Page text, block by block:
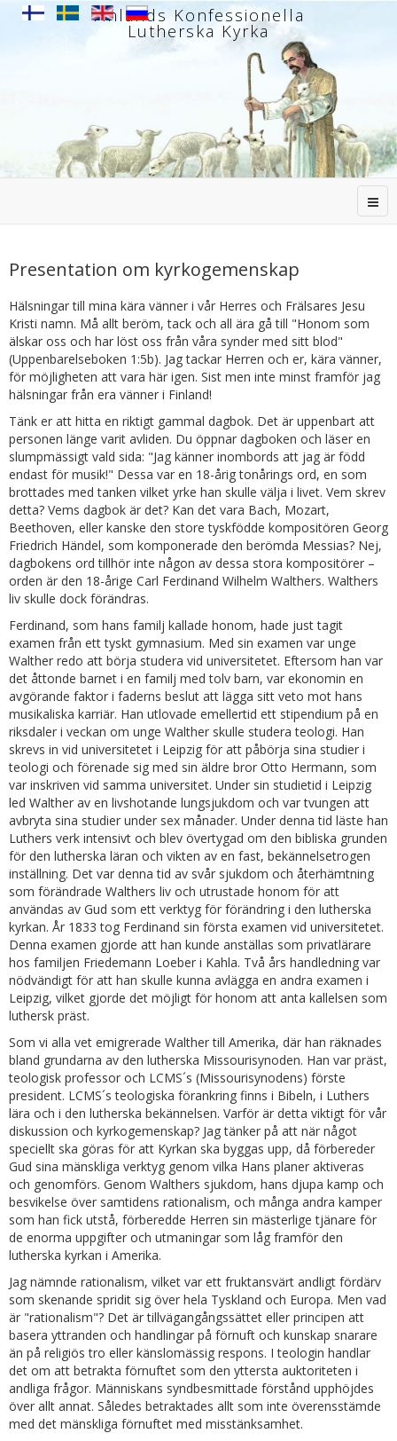
Finlands Konfessionella
Lutherska Kyrka
Presentation om kyrkogemenskap
Hälsningar till mina kära vänner i vår Herres och Frälsares Jesu
Kristi namn. Må allt beröm, tack och all ära gå till "Honom som
älskar oss och har löst oss från våra synder med sitt blod"
(Uppenbarelseboken 1:5b). Jag tackar Herren och er, kära vänner,
för möjligheten att vara här igen. Sist men inte minst framför jag
hälsningar från era vänner i Finland!
Tänk er att hitta en riktigt gammal dagbok. Det är uppenbart att
personen länge varit avliden. Du öppnar dagboken och läser en
slumpmässigt vald sida: "Jag känner inombords att jag är född
endast för musik!" Dessa var en 18-årig tonårings ord, en som
brottades med tanken vilket yrke han skulle välja i livet. Vem skrev
detta? Vems dagbok är det? Kan det vara Bach, Mozart,
Beethoven, eller kanske den store tyskfödde kompositören Georg
Friedrich Händel, som komponerade den berömda Messias? Nej,
dagbokens ord tillhör inte någon av dessa stora kompositörer –
orden är den 18-årige Carl Ferdinand Wilhelm Walthers. Walthers
liv skulle dock förändras.
Ferdinand, som hans familj kallade honom, hade just tagit
examen från ett tyskt gymnasium. Med sin examen var unge
Walther redo att börja studera vid universitetet. Eftersom han var
det åttonde barnet i en familj med tolv barn, var ekonomin en
avgörande faktor i faderns beslut att lägga sitt veto mot hans
musikaliska karriär. Han utlovade emellertid ett stipendium på en
riksdaler i veckan om unge Walther skulle studera teologi. Han
skrevs in vid universitetet i Leipzig för att påbörja sina studier i
teologi och förenade sig med sin äldre bror Otto Hermann, som
var inskriven vid samma universitet. Under sin studietid i Leipzig
led Walther av en livshotande lungsjukdom och var tvungen att
avbryta sina studier under sex månader. Under denna tid läste han
Luthers verk intensivt och blev övertygad om den bibliska grunden
för den lutherska läran och vikten av en fast, bekännelsetrogen
inställning. Det var denna tid av svår sjukdom och återhämtning
som förändrade Walthers liv och utrustade honom för att
användas av Gud som ett verktyg för förändring i den lutherska
kyrkan. År 1833 tog Ferdinand sin första examen vid universitetet.
Denna examen gjorde att han kunde anställas som privatlärare
hos familjen Friedemann Loeber i Kahla. Två års handledning var
nödvändigt för att han skulle kunna avlägga en andra examen i
Leipzig, vilket gjorde det möjligt för honom att anta kallelsen som
luthersk präst.
Som vi alla vet emigrerade Walther till Amerika, där han räknades
bland grundarna av den lutherska Missourisynoden. Han var präst,
teologisk professor och LCMS´s (Missourisynodens) förste
president. LCMS´s teologiska förankring finns i Bibeln, i Luthers
lära och i den lutherska bekännelsen. Varför är detta viktigt för vår
diskussion och kyrkogemenskap? Jag tänker på att när något
speciellt ska göras för att Kyrkan ska byggas upp, då förbereder
Gud sina mänskliga verktyg genom vilka Hans planer aktiveras
och genomförs. Genom Walthers sjukdom, hans djupa kamp och
besvikelse över samtidens rationalism, och många andra kamper
som han fick utstå, förberedde Herren sin mästerlige tjänare för
de enorma uppgifter och utmaningar som låg framför den
lutherska kyrkan i Amerika.
Jag nämnde rationalism, vilket var ett fruktansvärt andligt fördärv
som skenande spridit sig över hela Tyskland och Europa. Men vad
är "rationalism"? Det är tillvägangångssättet eller principen att
basera yttranden och handlingar på förnuft och kunskap snarare
än på religiös tro eller känslomässig respons. I teologin handlar
det om att betrakta förnuftet som den yttersta auktoriteten i
andliga frågor. Människans syndbesmittade förstånd upphöjdes
över allt annat. Således betraktades allt som inte överensstämde
med det mänskliga förnuftet med misstänksamhet.